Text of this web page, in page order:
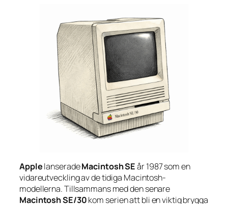
ApplelanseradeMacintosh SEår 1987 som en
vidareutveckling av de tidiga Macintosh-
modellerna. Tillsammans med den senare
Macintosh SE/30kom serien att bli en viktig brygga